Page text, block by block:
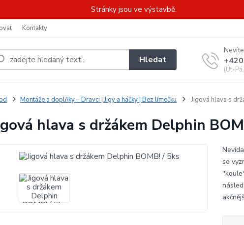
Stránky jsou ve výstavbě.
Kontakty
Hledat
(Út-
Montáže a doplňky – Dravci | Jigy a háčky | Bez límečku Jigová hlava s
hlava s držákem Delphin
se